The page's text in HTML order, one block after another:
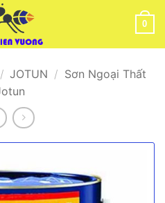
0
/ JOTUN / Sơn Ngoại Thất